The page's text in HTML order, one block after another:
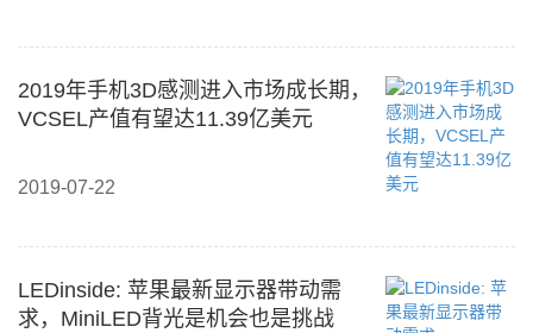
2019年手机3D感测进入市场成长期，
VCSEL产值有望达11.39亿美元
2019-07-22
LEDinside: 苹果最新显示器带动需
求，MiniLED背光是机会也是挑战